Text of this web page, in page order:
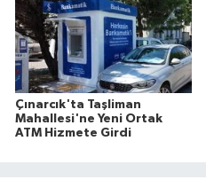
Çınarcık'ta Taşliman
Mahallesi'ne Yeni Ortak
ATM Hizmete Girdi